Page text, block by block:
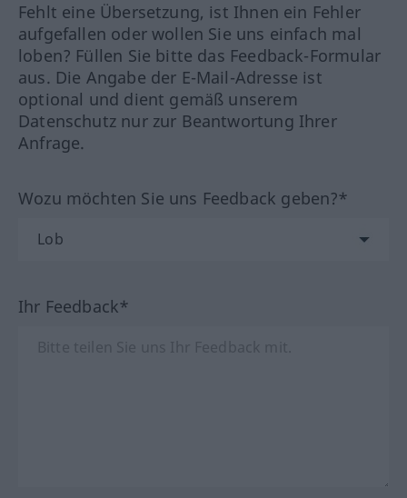
Fehlt eine Übersetzung, ist Ihnen ein Fehler
aufgefallen oder wollen Sie uns einfach mal
loben? Füllen Sie bitte das Feedback-Formular
aus. Die Angabe der E-Mail-Adresse ist
optional und dient gemäß unserem
Datenschutz nur zur Beantwortung Ihrer
Anfrage.
Wozu möchten Sie uns Feedback geben?*
Ihr Feedback*